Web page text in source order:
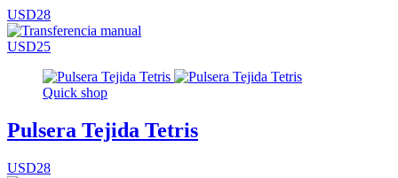
USD28
USD25
Quick shop
Pulsera Tejida Tetris
USD28